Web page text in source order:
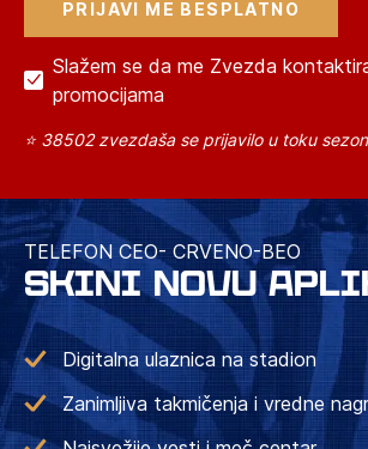
Slažem se da me Zvezda
promocijama
⭐ 38502 zvezdaša se prijavilo u toku
TELEFON CEO- CRVENO-BEO
SKINI NOVU
Digitalna ulaznica na stadion
Zanimljiva takmičenja i vredne